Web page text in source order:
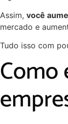
Assim, você
mercado e
Tudo isso com
Como